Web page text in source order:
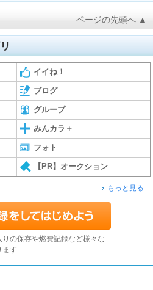
ページの先頭へ ▲
イイね！
ブログ
グループ
みんカラ＋
フォト
【PR】オークション
もっと見る
の保存や燃費記録など様々な
ます